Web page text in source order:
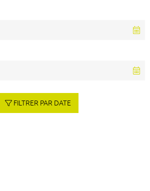
FILTRER PAR DATE